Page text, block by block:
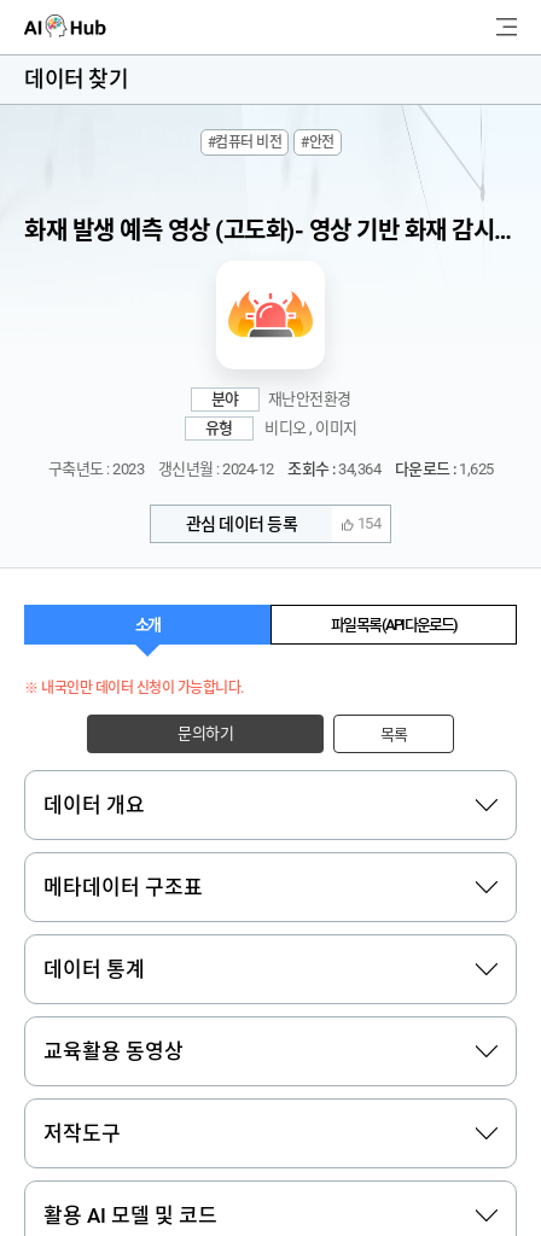
AI-Hub
AI 데이터찾기
AI 개발지원
색
데이터 찾기
#컴퓨터 비전 #안전
화재 발생 예측 영상 (고도화)- 영상 기반 화재 감시 및 발생 위치 탐지 데이터
분야
재난안전환경
유형
비디오 , 이미지
구축년도 : 2023 갱신년월 : 2024-12 조회수 :34,364 다운로드 :1,625
관심 데이터 등록 154
소개 파일 목록 (API 다운로드)
※ 내국인만 데이터 신청이 가능합니다.
문의하기 목록
데이터 개요
메타데이터 구조표
데이터 통계
교육활용 동영상
저작도구
활용 AI 모델 및 코드